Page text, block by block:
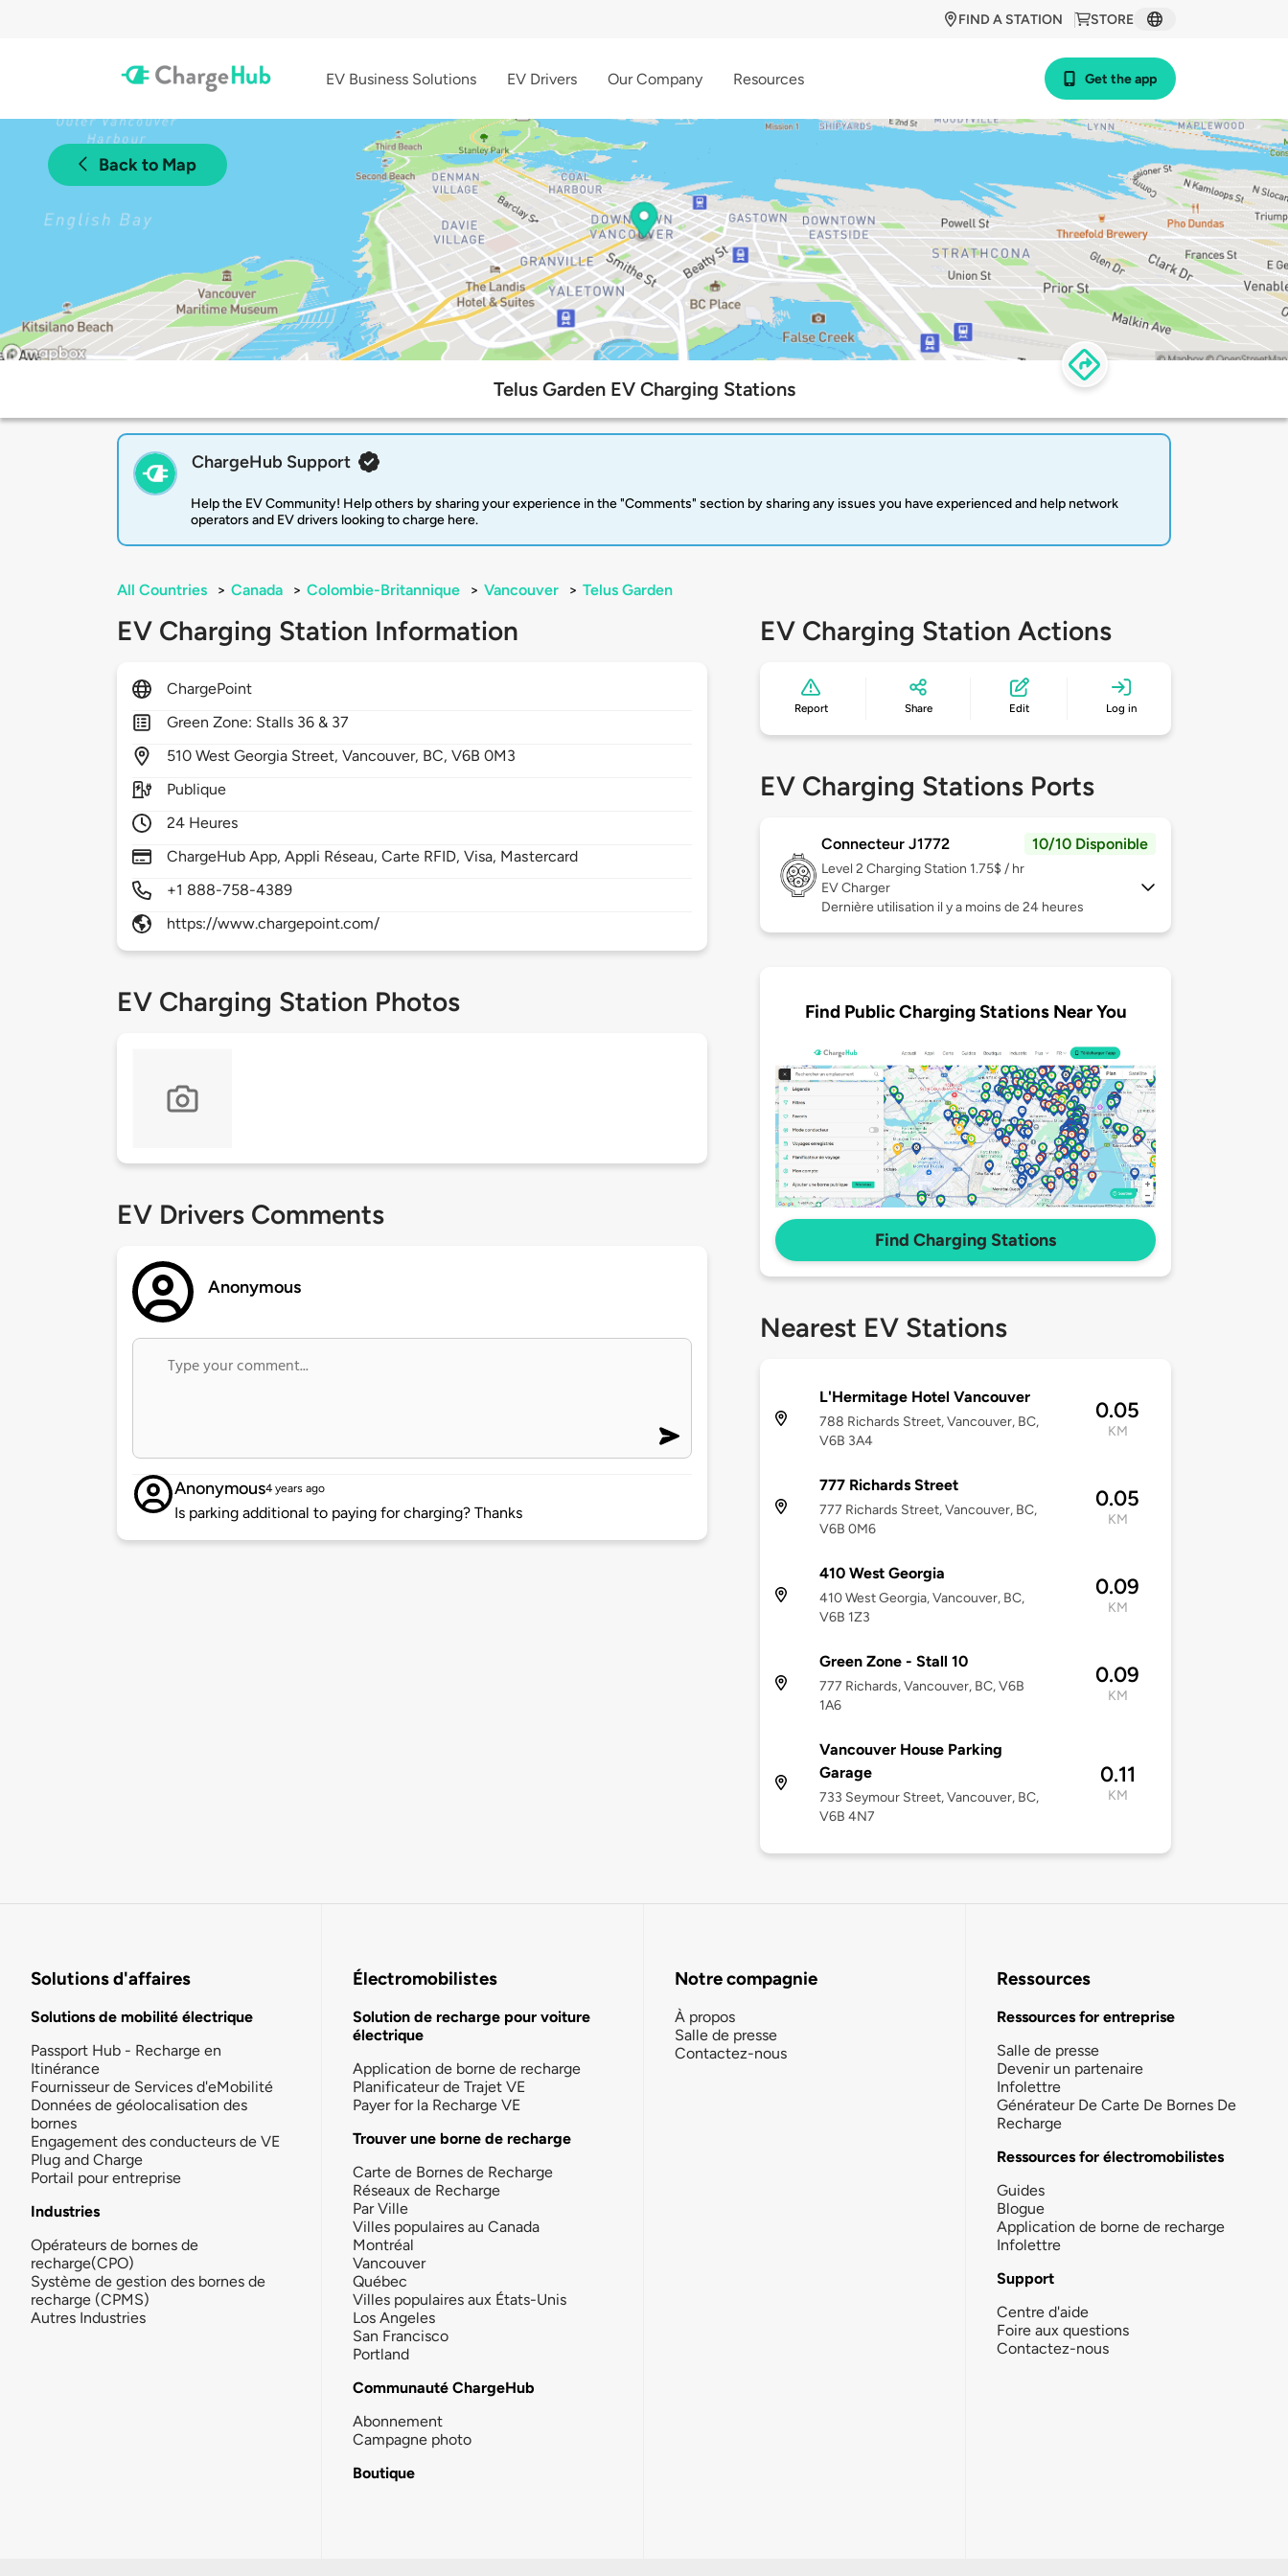
STORE
FIND A STATION
EV Business Solutions EV Drivers Our Company Resources Get the app
Back to Map
Telus Garden EV Charging Stations
ChargeHub Support
Help the EV Community! Help others by sharing your experience in the "Comments" section by sharing any issues you have experienced and help network
operators and EV drivers looking to charge here.
All Countries > Canada > Colombie-Britannique > Vancouver > Telus Garden
EV Charging Station Information
ChargePoint
Green Zone: Stalls 36 & 37
510West Georgia Street,Vancouver, BC,V6B 0M3
Publique
24 Heures
ChargeHub App, Appli Réseau, Carte RFID, Visa, Mastercard
+1 888-758-4389
https://www.chargepoint.com/
EV Charging Station Photos
EV Drivers Comments
Anonymous
Anonymous4 years ago
Is parking additional to paying for charging? Thanks
EV Charging Station Actions
Report Share Edit Log in
EV Charging Stations Ports
Connecteur J1772 10/10 Disponible
Level 2 Charging Station 1.75$ / hr
EV Charger
Dernière utilisation il y a moins de 24 heures
Find Public Charging Stations Near You
Find Charging Stations
Nearest EV Stations
L'Hermitage Hotel Vancouver
788 Richards Street, Vancouver, BC,
V6B 3A4
0.05
KM
777 Richards Street
777 Richards Street, Vancouver, BC,
V6B 0M6
0.05
KM
410 West Georgia
410 West Georgia, Vancouver, BC,
V6B 1Z3
0.09
KM
Green Zone - Stall 10
777 Richards, Vancouver, BC, V6B
1A6
0.09
KM
Vancouver House Parking
Garage
733 Seymour Street, Vancouver, BC,
V6B 4N7
0.11
KM
Solutions d'affaires
Solutions de mobilité électrique
Passport Hub - Recharge en
Itinérance
Fournisseur de Services d'eMobilité
Données de géolocalisation des
bornes
Engagement des conducteurs de VE
Plug and Charge
Portail pour entreprise
Industries
Opérateurs de bornes de
recharge(CPO)
Système de gestion des bornes de
recharge (CPMS)
Autres Industries
Électromobilistes
Solution de recharge pour voiture
électrique
Application de borne de recharge
Planificateur de Trajet VE
Payer for la Recharge VE
Trouver une borne de recharge
Carte de Bornes de Recharge
Réseaux de Recharge
Par Ville
Villes populaires au Canada
Montréal
Vancouver
Québec
Villes populaires aux États-Unis
Los Angeles
San Francisco
Portland
Communauté ChargeHub
Abonnement
Campagne photo
Boutique
Notre compagnie
À propos
Salle de presse
Contactez-nous
Ressources
Ressources for entreprise
Salle de presse
Devenir un partenaire
Infolettre
Générateur De Carte De Bornes De
Recharge
Ressources for électromobilistes
Guides
Blogue
Application de borne de recharge
Infolettre
Support
Centre d'aide
Foire aux questions
Contactez-nous